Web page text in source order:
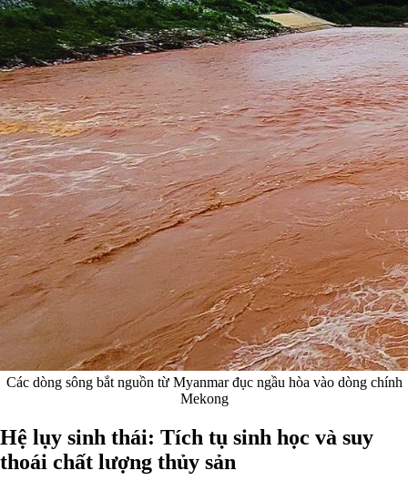
Các dòng sông bắt nguồn từ Myanmar đục ngầu hòa vào dòng chính
Mekong
Hệ lụy sinh thái: Tích tụ sinh học và suy
thoái chất lượng thủy sản